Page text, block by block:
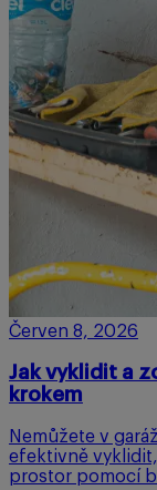
Červen 8, 2026
Jak vyklidit a
krokem
Nemůžete v
efektivně
prostor pomocí